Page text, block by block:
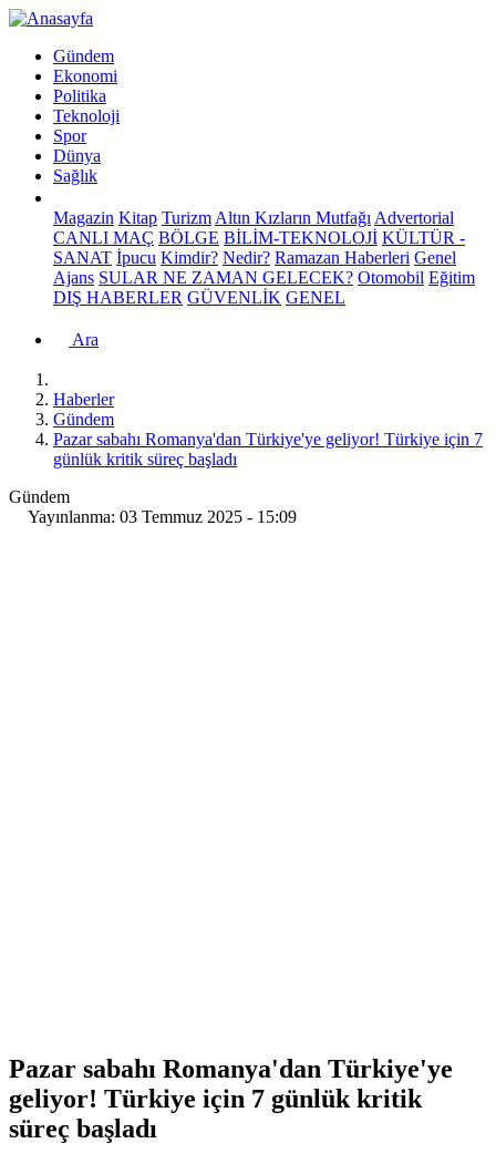
Gündem
Ekonomi
Politika
Teknoloji
Spor
Dünya
Sağlık
Magazin Kitap Turizm Altın Kızların Mutfağı Advertorial
CANLI MAÇ BÖLGE BİLİM-TEKNOLOJİ KÜLTÜR -
SANAT İpucu Kimdir? Nedir? Ramazan Haberleri Genel
Ajans SULAR NE ZAMAN GELECEK? Otomobil Eğitim
DIŞ HABERLER GÜVENLİK GENEL
Ara
Haberler
Gündem
Pazar sabahı Romanya'dan Türkiye'ye geliyor! Türkiye için 7
günlük kritik süreç başladı
Gündem
Yayınlanma: 03 Temmuz 2025 - 15:09
Pazar sabahı Romanya'dan Türkiye'ye
geliyor! Türkiye için 7 günlük kritik
süreç başladı